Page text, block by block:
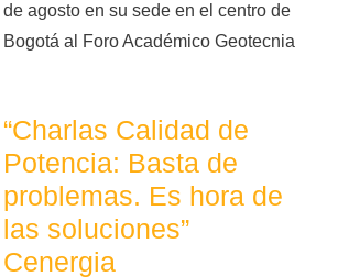
de agosto en su sede en el centro de
Bogotá al Foro Académico Geotecnia
“Charlas Calidad de
Potencia: Basta de
problemas. Es hora de
las soluciones”
Cenergia